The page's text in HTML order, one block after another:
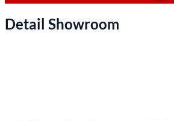
Detail Showroom